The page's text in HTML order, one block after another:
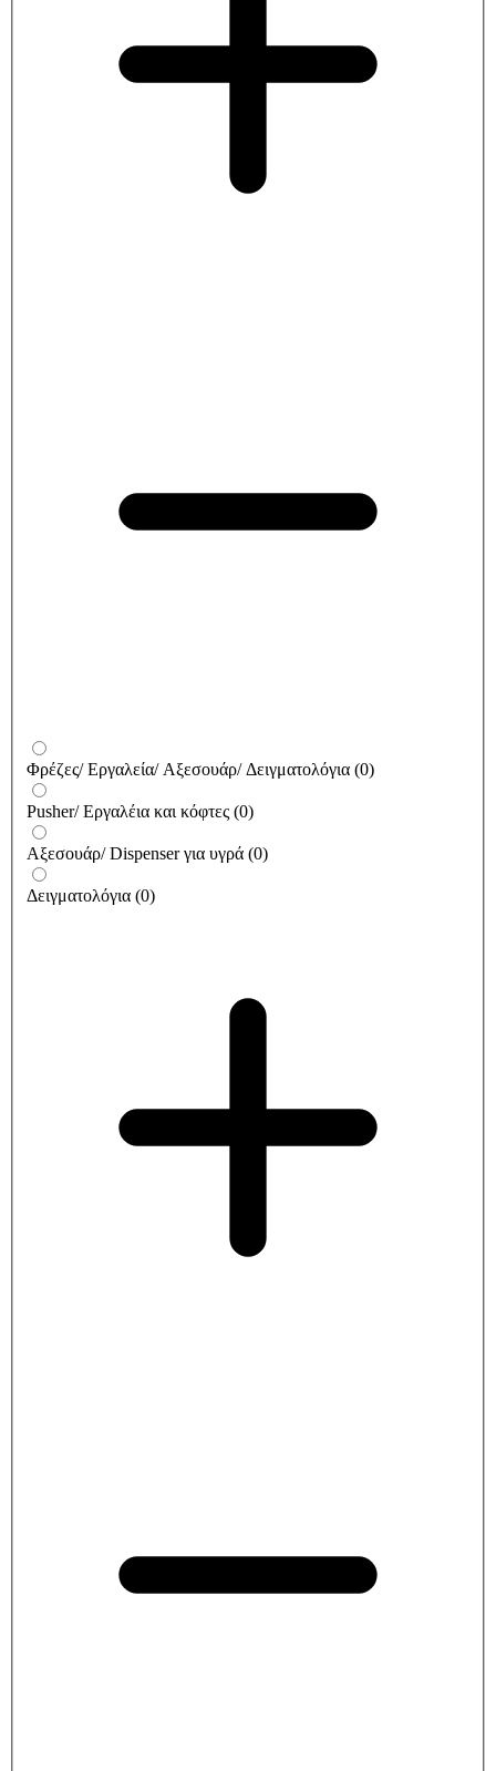
Φρέζες/ Εργαλεία/ Αξεσουάρ/ Δειγματολόγια (0)
Pusher/ Εργαλέια και κόφτες (0)
Αξεσουάρ/ Dispenser για υγρά (0)
Δειγματολόγια (0)